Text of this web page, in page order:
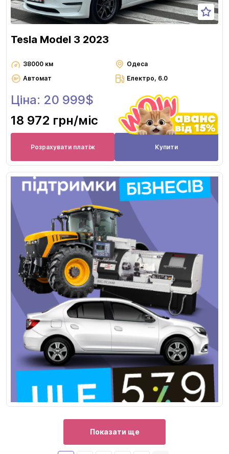
Tesla Model 3 2023
38000 км
Одеса
Автомат
Електро, 6.0
Ціна: 20 999$
18 972 грн/міс
Розрахувати платіж Купити
Показати ще